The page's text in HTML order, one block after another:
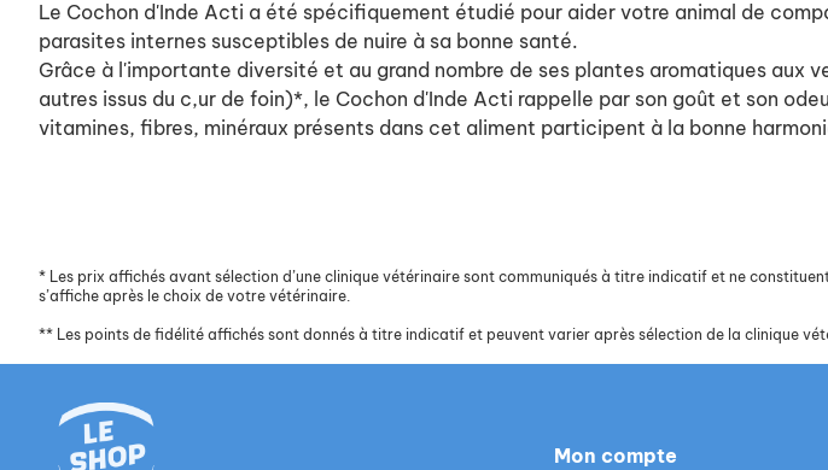
Le Cochon d'Inde Acti a été spécifiquement étudié pour aider votre animal de
parasites internes susceptibles de nuire à sa bonne santé.
Grâce à l'importante diversité et au grand nombre de ses plantes aromatiques aux
autres issus du c,ur de foin)*, le Cochon d'Inde Acti rappelle par son goût et son
vitamines, fibres, minéraux présents dans cet aliment participent à la bonne
* Les prix affichés avant sélection d’une clinique vétérinaire sont communiqués à titre indicatif et ne
s’affiche après le choix de votre vétérinaire.
** Les points de fidélité affichés sont donnés à titre indicatif et peuvent varier après sélection de la clinique
Mon compte